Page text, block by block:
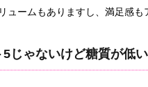
ュームもありますし、満足感も
5じゃないけど糖質が低